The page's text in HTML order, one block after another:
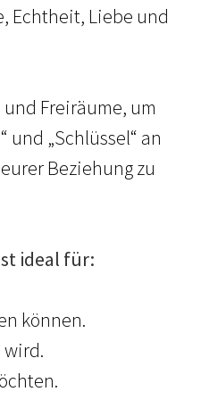
Echtheit, Liebe und
Freiräume, um
und „Schlüssel“ an
Beziehung zu
ideal für:
können.
wird.